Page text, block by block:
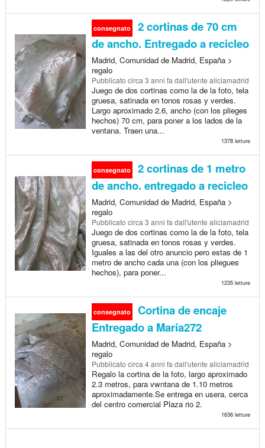
consegnato
2 cortinas de 70 cm
de ancho. Entregado a recicleo
Madrid, Comunidad de Madrid, España >
regalo
Pubblicato circa 3 anni fa dall'utente aliciamadrid
Juego de dos cortinas como la de la foto, tela
gruesa, satinada en tonos rosas y verdes.
Largo aproximado 2.6, ancho (con los plieges
hechos) 70 cm, para poner a los lados de la
ventana. Traen una...
1378 letture
consegnato
2 cortinas de 1 metro
de ancho. entregado a recicleo
Madrid, Comunidad de Madrid, España >
regalo
Pubblicato circa 3 anni fa dall'utente aliciamadrid
Juego de dos cortinas como la de la foto, tela
gruesa, satinada en tonos rosas y verdes.
Iguales a las del otro anuncio pero estas de 1
metro de ancho cada una (con los pliegues
hechos), para poner...
1235 letture
consegnato
Cortina de encaje
Entregado a Maria272
Madrid, Comunidad de Madrid, España >
regalo
Pubblicato circa 4 anni fa dall'utente aliciamadrid
Regalo la cortina de la foto, largo aproximado
2.3 metros, para vwntana de 1.10 metros
aproximadamente.Se entrega en usera, cerca
del centro comercial Plaza rio 2.
1636 letture